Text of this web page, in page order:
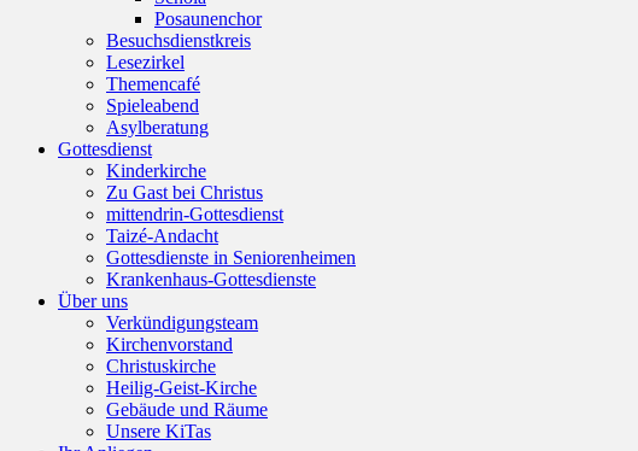
Posaunenchor
Besuchsdienstkreis
Lesezirkel
Themencafé
Spieleabend
Asylberatung
Gottesdienst
Kinderkirche
Zu Gast bei Christus
mittendrin-Gottesdienst
Taizé-Andacht
Gottesdienste in Seniorenheimen
Krankenhaus-Gottesdienste
Über uns
Verkündigungsteam
Kirchenvorstand
Christuskirche
Heilig-Geist-Kirche
Gebäude und Räume
Unsere KiTas